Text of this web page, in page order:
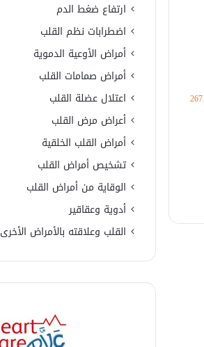
267
ارتفاع ضغط الدم
اضطرابات نظم القلب
أمراض الأوعية الدموية
أمراض صمامات القلب
اعتلال عضلة القلب
أعراض مرض القلب
أمراض القلب الخلقية
تشخيص أمراض القلب
الوقاية من أمراض القلب
أدوية وعقاقير
القلب وعلاقته بالأمراض الأخرى